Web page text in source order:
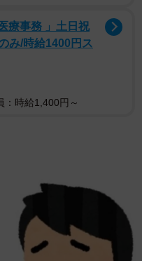
療事務 」土日祝
み/時給1400円ス
：時給1,400円～